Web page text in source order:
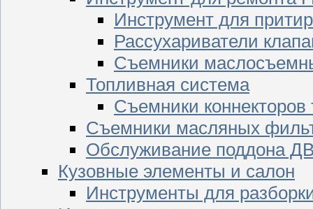
Инструмент для
Рассухариватели
Съемники
Топливная система
Съемники
Съемники масляных
Обслуживание поддона
Кузовные элементы и салон
Инструменты для